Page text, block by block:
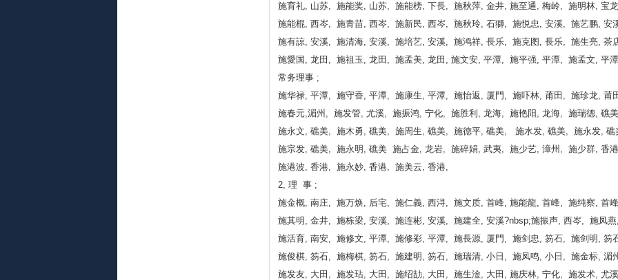
施育礼, 山苏, 施能奖, 山苏, 施能榜, 下長, 施秋萍, 金井, 施至通, 梅岭, 施明林, 宝
施能棍, 西岑, 施青苗, 西岑, 施新民, 西岑, 施秋玲, 石獅, 施悦忠, 安溪, 施艺鹏, 安
施有諒, 安溪, 施清海, 安溪, 施培艺, 安溪, 施鸿祥, 長乐, 施克图, 長乐, 施生亮, 茶
施愛国, 龙田, 施祖玉, 龙田, 施孟美, 龙田, 施文安, 平潭, 施平强, 平潭, 施孟文, 平
常务理事 ;
施华禄, 平潭, 施守香, 平潭, 施康生, 平潭, 施怡返, 厦門, 施吓林, 莆田, 施珍龙, 莆
施春元,湄州, 施发管, 尤溪, 施振鸿, 宁化, 施胜利, 龙海, 施艳阳, 龙海, 施瑞德, 礁
施永文, 礁美, 施木勇, 礁美, 施周生, 礁美, 施德平, 礁美, 施水发, 礁美, 施永发, 礁
施宗发, 礁美, 施永明, 礁美 施占金, 龙岩, 施碎娟, 武夷, 施少艺, 漳州, 施少群, 香
施港波, 香港, 施永妙, 香港, 施美云, 香港,
2, 理 事 ;
施金概, 南庄, 施万焕, 后宅, 施仁義, 西浔, 施文质, 首峰, 施能龍, 首峰, 施纯察, 首
施其明, 金井, 施栋梁, 安溪, 施连彬, 安溪, 施建全, 安溪?nbsp;施振声, 西岑, 施凤燕
施活育, 南安, 施修文, 平潭, 施修彩, 平潭, 施長源, 厦門, 施剑忠, 笏石, 施剑明, 笏
施俊棋, 笏石, 施梅棋, 笏石, 施建明, 笏石, 施瑞清, 小日, 施凤鸣, 小日, 施金标, 湄
施发友, 大田, 施发玷, 大田, 施绍劼, 大田, 施生淦, 大田, 施庆林, 宁化, 施发术, 尤